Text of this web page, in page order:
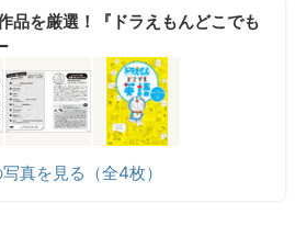
品を厳選！『ドラえもんどこでも
真を見る（全4枚）